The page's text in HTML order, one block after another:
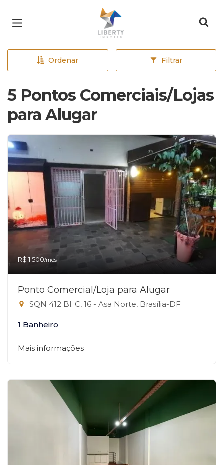
Página inicial
Ordenar Filtrar
5 Pontos Comerciais/Lojas
para Alugar
R$ 1.500/mês
Ponto Comercial/Loja para Alugar
SQN 412 Bl. C, 16 - Asa Norte, Brasília-DF
1 Banheiro
Mais informações